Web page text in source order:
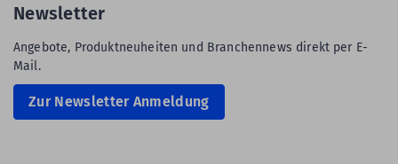
Newsletter
Angebote, Produktneuheiten und Branchennews direkt per E-
Mail.
Zur Newsletter Anmeldung